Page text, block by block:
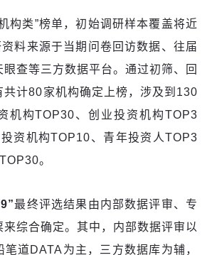
构类”榜单，初始调研样本覆盖将近
料来源于当期问卷回访数据、往届
查等三方数据平台。通过初筛、回
共计80家机构确定上榜，涉及到130
机构TOP30、创业投资机构TOP3
资机构TOP10、青年投资人TOP3
。
”最终评选结果由内部数据评审、专
综合确定。其中，内部数据评审以
道DATA为主，三方数据库为辅，